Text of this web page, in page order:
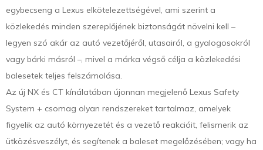
egybecseng a Lexus elkötelezettségével, ami szerint a
közlekedés minden szereplőjének biztonságát növelni kell –
legyen szó akár az autó vezetőjéről, utasairól, a gyalogosokról
vagy bárki másról –, mivel a márka végső célja a közlekedési
balesetek teljes felszámolása.
Az új NX és CT kínálatában újonnan megjelenő Lexus Safety
System + csomag olyan rendszereket tartalmaz, amelyek
figyelik az autó környezetét és a vezető reakcióit, felismerik az
ütközésveszélyt, és segítenek a baleset megelőzésében; vagy ha